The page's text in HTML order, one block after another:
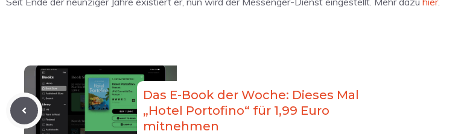
Das E-Book der Woche: Dieses Mal
„Hotel Portofino“ für 1,99 Euro
mitnehmen